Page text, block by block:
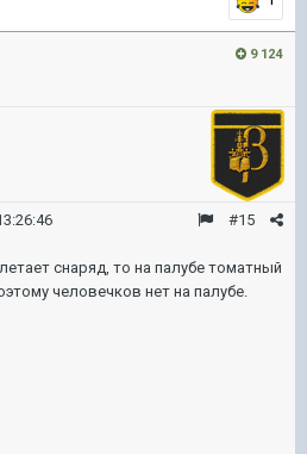
9 124
#15
снаряд, то на палубе томатный
человечков нет на палубе.